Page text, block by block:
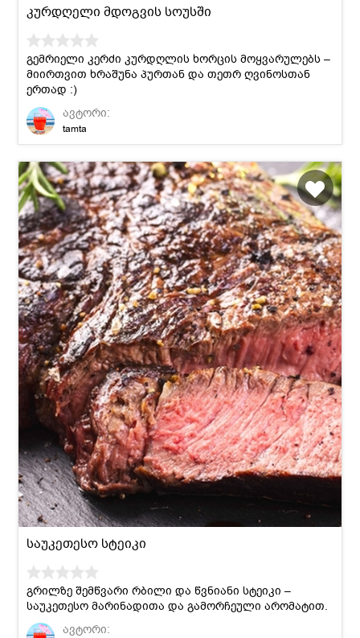
კურდღელი მდოგვის სოუსში
გემრიელი კერძი კურდღლის ხორცის მოყვარულებს –
მიირთვით ხრაშუნა პურთან და თეთრ ღვინოსთან
ერთად :)
ავტორი:
tamta
საუკეთესო სტეიკი
გრილზე შემწვარი რბილი და წვნიანი სტეიკი –
საუკეთესო მარინადითა და გამორჩეული არომატით.
ავტორი: